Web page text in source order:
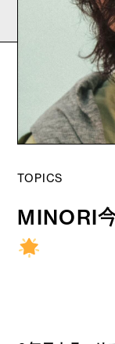
TOPICS
MINORI